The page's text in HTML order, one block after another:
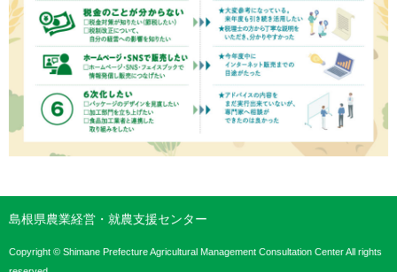
島根県農業経営・就農支援センター
Copyright © Shimane Prefecture Agricultural Management Consultation Center All rights